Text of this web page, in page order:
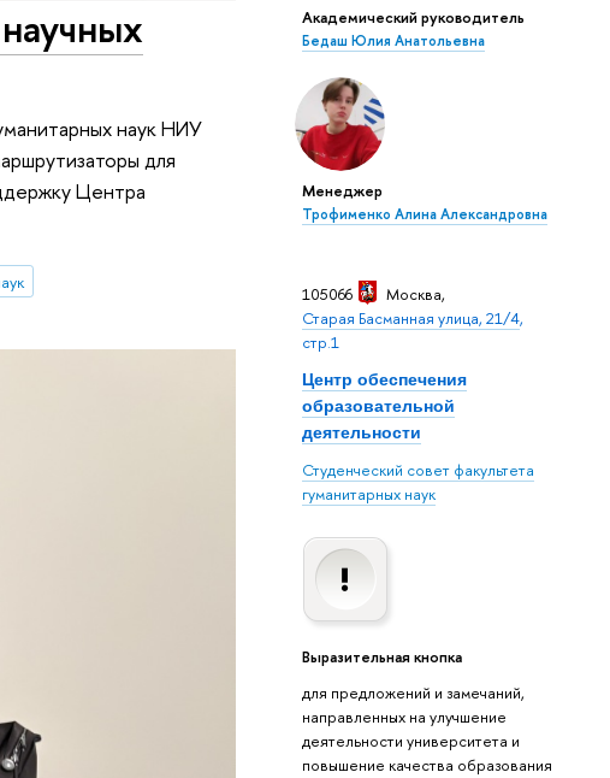
Академический руководитель
Бедаш Юлия Анатольевна
Менеджер
Трофименко Алина Александровна
105066 Москва,
Старая Басманная улица, 21/4,
стр.1
Центр обеспечения
образовательной
деятельности
Студенческий совет факультета
гуманитарных наук
Выразительная кнопка
для предложений и замечаний,
направленных на улучшение
деятельности университета и
повышение качества образования
наук НИУ
для
Центра